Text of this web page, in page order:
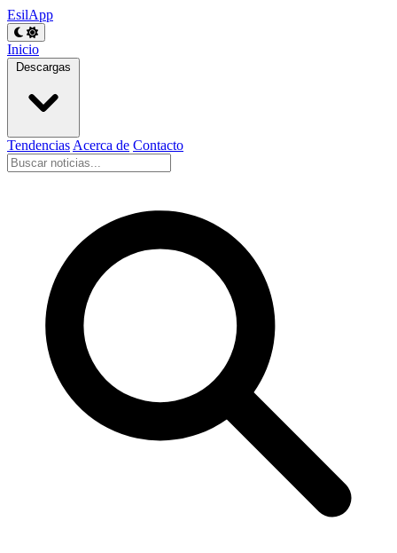
EsilApp
Inicio
Descargas
Tendencias Acerca de Contacto